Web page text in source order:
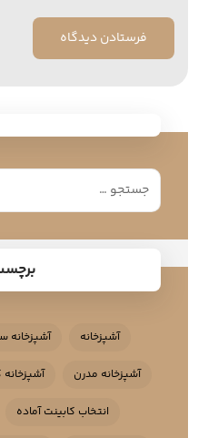
فرستادن دیدگاه
آشپزخانه آشپزخانه
آشپزخانه مدرن
انتخاب کابینت آماده